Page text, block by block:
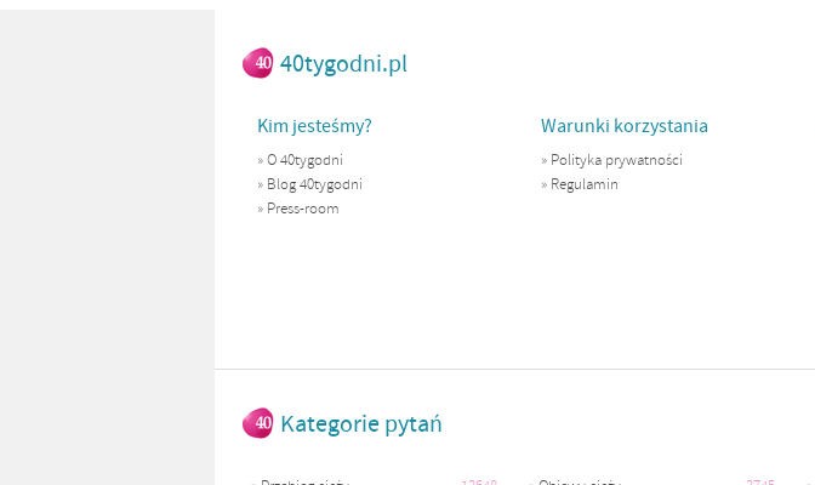
40tygodni.pl
Kim jesteśmy?
»O 40tygodni
» Blog 40tygodni
» Press-room
Warunki korzystania
» Polityka prywatności
» Regulamin
Kategorie pytań